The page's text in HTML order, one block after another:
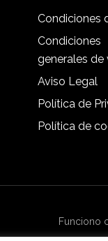
Condiciones
Condiciones
generales de
Aviso Legal
Política de
Política de
Funciono